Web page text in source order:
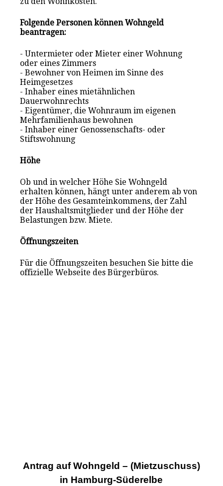
Folgende Personen können Wohngeld
beantragen:
- Untermieter oder Mieter einer Wohnung
oder eines Zimmers
- Bewohner von Heimen im Sinne des
Heimgesetzes
- Inhaber eines mietähnlichen
Dauerwohnrechts
- Eigentümer, die Wohnraum im eigenen
Mehrfamilienhaus bewohnen
- Inhaber einer Genossenschafts- oder
Stiftswohnung
Höhe
Ob und in welcher Höhe Sie Wohngeld
erhalten können, hängt unter anderem ab von
der Höhe des Gesamteinkommens, der Zahl
der Haushaltsmitglieder und der Höhe der
Belastungen bzw. Miete.
Öffnungszeiten
Für die Öffnungszeiten besuchen Sie bitte die
offizielle Webseite des Bürgerbüros.
Antrag auf Wohngeld – (Mietzuschuss)
in Hamburg-Süderelbe